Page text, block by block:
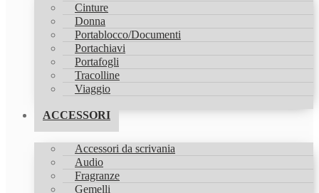
Cinture
Donna
Portablocco/Documenti
Portachiavi
Portafogli
Tracolline
Viaggio
ACCESSORI
Accessori da scrivania
Audio
Fragranze
Gemelli